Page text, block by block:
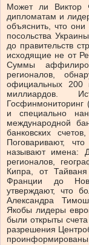
Может ли Виктор
дипломатам и
объяснить, что
посольства
до правительств
исходящие не от
Суммы
регионалов,
официальных 200
миллиардов.
и специально
международной
банковских
Поговаривают,
называют имена:
регионалов,
Кипра, от
Франции до
утверждают, что
Александра
Якобы лидеры
были открыты счета
разрешения
проинформированы